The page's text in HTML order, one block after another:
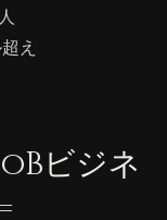
え
ビジネ